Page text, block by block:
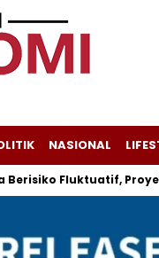
NASIONAL
Fluktuatif, Proyeksi